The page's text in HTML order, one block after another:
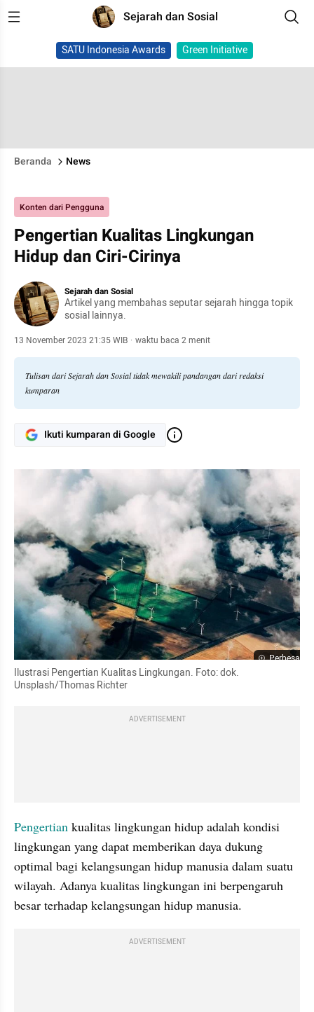
Sejarah dan Sosial
SATU Indonesia Awards Green Initiative
Beranda News
Konten dari Pengguna
Pengertian Kualitas Lingkungan
Hidup dan Ciri-Cirinya
Sejarah dan Sosial
Artikel yang membahas seputar sejarah hingga topik
sosial lainnya.
13 November 2023 21:35 WIB · waktu baca 2 menit
Tulisan dari Sejarah dan Sosial tidak mewakili pandangan dari redaksi
kumparan
Ikuti kumparan di Google
Perbesar
Ilustrasi Pengertian Kualitas Lingkungan. Foto: dok.
Unsplash/Thomas Richter
ADVERTISEMENT
Pengertian kualitas lingkungan hidup adalah kondisi
lingkungan yang dapat memberikan daya dukung
optimal bagi kelangsungan hidup manusia dalam suatu
wilayah. Adanya kualitas lingkungan ini berpengaruh
besar terhadap kelangsungan hidup manusia.
ADVERTISEMENT